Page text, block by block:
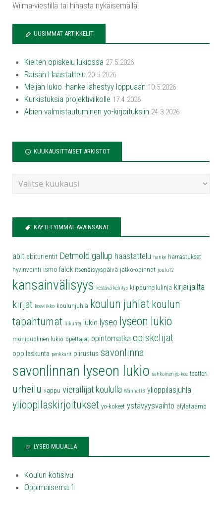
Wilma-viestillä tai hihasta nykäisemällä!
UUSIMMAT ARTIKKELIT
Kielten opiskelu lukiossa 27.5.2026
Raisan Haastattelu 20.5.2026
Meijän lukio -hanke lähestyy loppuaan 10.5.2026
Kurkistuksia projektiviikolle 17.4.2026
Abien valmistautuminen yo-kirjoituksiin 24.3.2026
KUUKAUSITTAISET ARKISTOT
KÄYTETYIMMÄT AVAINSANAT
abit abiturientit Detmold gallup haastattelu hanke harrastukset
hyvinvointi ismo falck itsenäisyyspäivä jatko-opinnot joulu12
kansainvälisyys kestävä kehitys kilpaurheilulinja kirjailjailta
kirjat koeviikko koulunjuhla koulun juhlat koulun
tapahtumat liikunta lukio lyseo lyseon lukio
monipuolinen lukio opettajat opintomatka opiskelijat
oppilaskunta penkkarit piirustus savonlinna
savonlinnan lyseon lukio sähköinen yo-koe teatteri
urheilu vappu vierailijat koululla Wanhat13 ylioppilasjuhla
ylioppilaskirjoitukset yo-kokeet ystävyysvaihto älylataamo
LYSEO MUUALLA
Koulun kotisivu
Oppimaisema.fi